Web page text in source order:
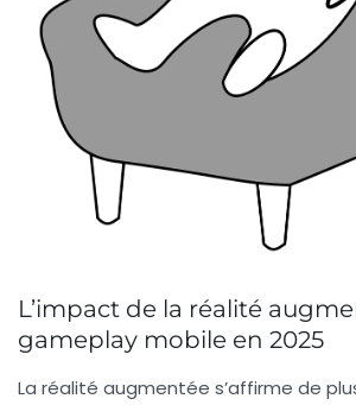
L’impact de la réalité
gameplay mobile en 2025
La réalité augmentée s’affirme de